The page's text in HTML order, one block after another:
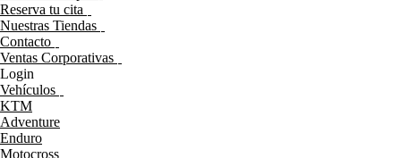
Reserva tu cita
Nuestras Tiendas
Contacto
Ventas Corporativas
Login
Vehículos
KTM
Adventure
Enduro
Motocross